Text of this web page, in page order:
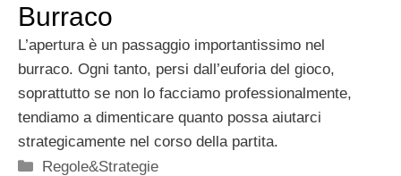
Burraco
L’apertura è un passaggio importantissimo nel
burraco. Ogni tanto, persi dall’euforia del gioco,
soprattutto se non lo facciamo professionalmente,
tendiamo a dimenticare quanto possa aiutarci
strategicamente nel corso della partita.
Categorie
Regole&Strategie